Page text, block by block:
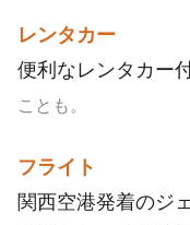
レンタカー
便利なレンタカー
ことも。
フライト
関西空港発着のジ